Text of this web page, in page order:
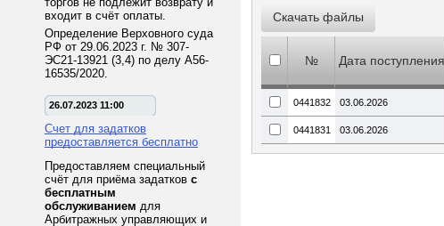
входит в счёт оплаты.
Определение Верховного суда
РФ от 29.06.2023 г. № 307-
ЭС21-13921 (3,4) по делу А56-
16535/2020.
26.07.2023 11:00
Счет для задатков
предоставляется бесплатно
Предоставляем специальный
счёт для приёма задатков с
бесплатным
обслуживанием для
Арбитражных управляющих и
№ Дата поступления
0441832 03.06.2026
0441831 03.06.2026